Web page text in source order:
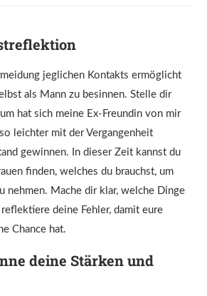
jeglichen Kontakts ermöglicht
als Mann zu besinnen. Stelle dir
hat sich meine Ex-Freundin von mir
leichter mit der Vergangenheit
gewinnen. In dieser Zeit kannst du
finden, welches du brauchst, um
nehmen. Mache dir klar, welche Dinge
deine Fehler, damit eure
Chance hat.
deine Stärken und